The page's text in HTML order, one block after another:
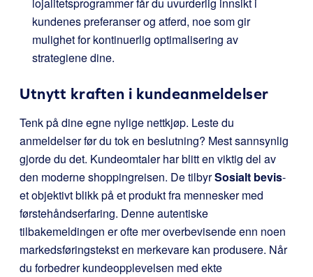
kundenes preferanser og atferd, noe som gir
mulighet for kontinuerlig optimalisering av
strategiene dine.
Utnytt kraften i kundeanmeldelser
Tenk på dine egne nylige nettkjøp. Leste du
anmeldelser før du tok en beslutning? Mest sannsynlig
gjorde du det. Kundeomtaler har blitt en viktig del av
den moderne shoppingreisen. De tilbyrSosialt bevis-
et objektivt blikk på et produkt fra mennesker med
førstehåndserfaring. Denne autentiske
tilbakemeldingen er ofte mer overbevisende enn noen
markedsføringstekst en merkevare kan produsere. Når
du forbedrer kundeopplevelsen med ekte